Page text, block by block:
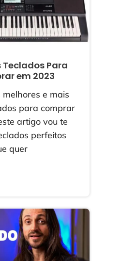
Teclados Para
em 2023
melhores e mais
para comprar
artigo vou te
perfeitos
quer